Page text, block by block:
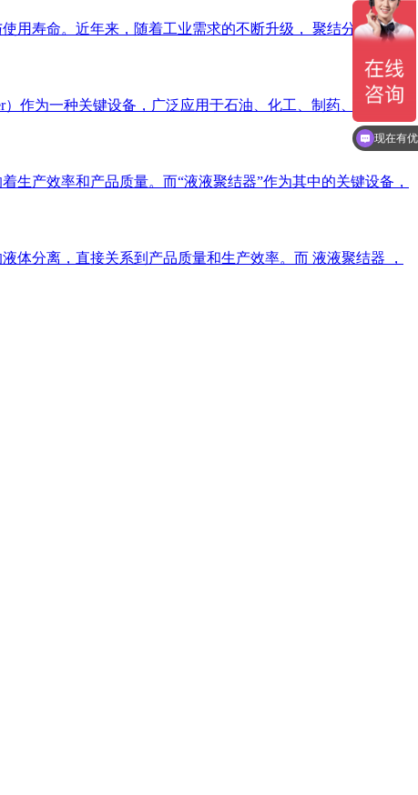
用寿命。近年来，随着工业需求的不断升级， 聚结分离滤芯
作为一种关键设备，广泛应用于石油、化工、制药、食品和
产效率和产品质量。而“液液聚结器”作为其中的关键设备，
体分离，直接关系到产品质量和生产效率。而 液液聚结器 ，
现在有